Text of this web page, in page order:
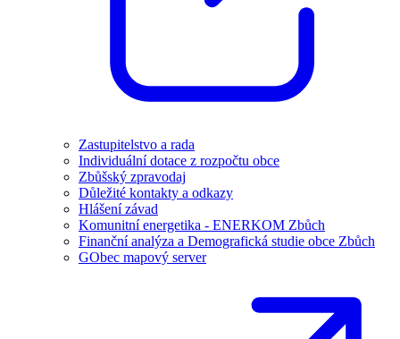
Zastupitelstvo a rada
Individuální dotace z rozpočtu obce
Zbůšský zpravodaj
Důležité kontakty a odkazy
Hlášení závad
Komunitní energetika - ENERKOM Zbůch
Finanční analýza a Demografická studie obce Zbůch
GObec mapový server